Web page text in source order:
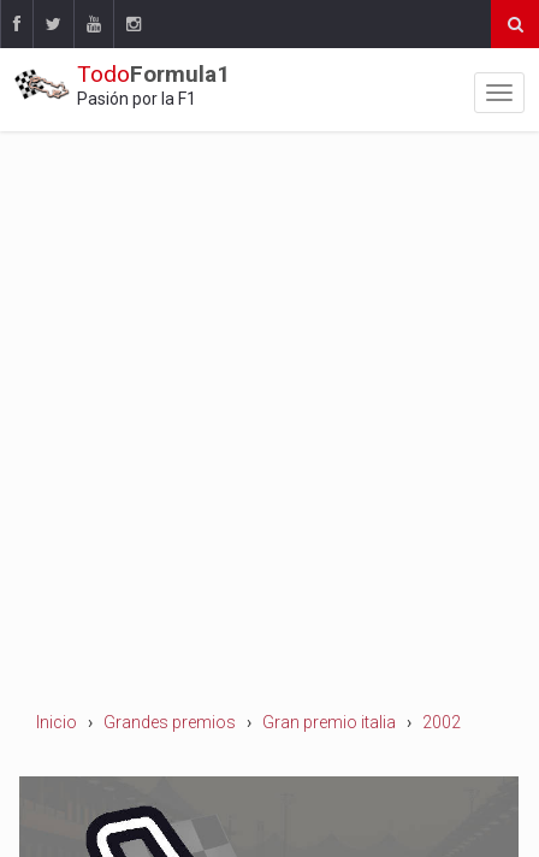
TodoFormula1
Pasión por la F1
Inicio Grandes premios Gran premio italia 2002